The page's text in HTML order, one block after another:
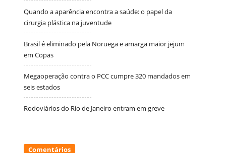
Quando a aparência encontra a saúde: o papel da
cirurgia plástica na juventude
Brasil é eliminado pela Noruega e amarga maior jejum
em Copas
Megaoperação contra o PCC cumpre 320 mandados em
seis estados
Rodoviários do Rio de Janeiro entram em greve
Comentários